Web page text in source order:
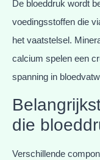
De bloeddruk wordt
voedingsstoffen die
het vaatstelsel.
calcium spelen een
spanning in
die
Verschillende